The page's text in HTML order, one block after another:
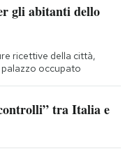
gli abitanti dello
ricettive della città,
occupato
tra Italia e